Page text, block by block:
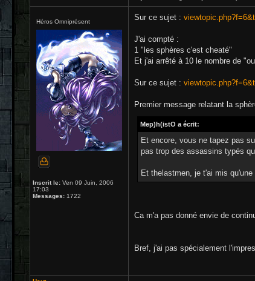
Héros Omniprésent
Inscrit le: Ven 09 Juin, 2006
17:03
Messages: 1722
Sur ce sujet :
J'ai compté :
1 "les sphères c'est cheaté"
Et j'ai arrêté à 10 le nombre de
Sur ce sujet :
Premier message relatant la
Mep)h(istO a écrit:
Et encore, vous ne tapez pas
pas trop des assassins typés
Et thelastmen, je t'ai mis
Ca m'a pas donné envie de
Bref, j'ai pas spécialement